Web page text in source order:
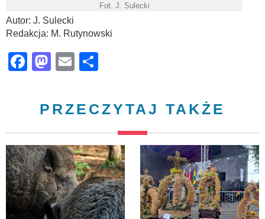
Fot. J. Sulecki
Autor: J. Sulecki
Redakcja: M. Rutynowski
Facebook
Mastodon
Email
PRZECZYTAJ TAKŻE